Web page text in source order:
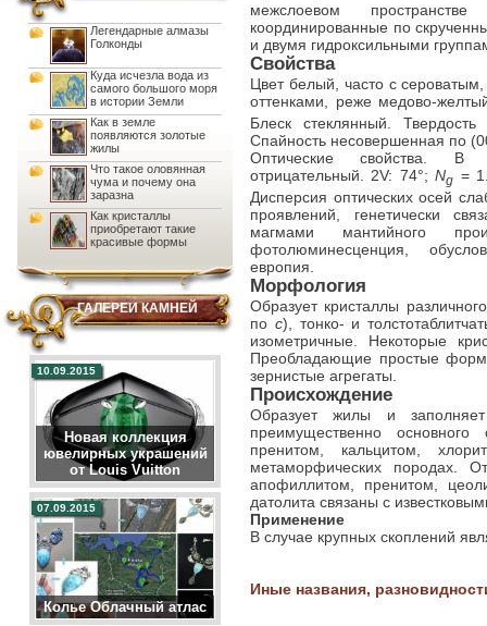
Легендарные алмазы
Голконды
Куда исчезла вода из
самого большого моря
в истории Земли
Как в земле
появляются золотые
жилы
Что такое оловянная
чума и почему она
заразна
Как кристаллы
приобретают такие
красивые формы
ГАЛЕРЕИ КАМНЕЙ
Новая коллекция
ювелирных украшений
от Louis Vuitton
10.09.2015
Колье Облачный атлас
07.09.2015
межслоевом
координированные по
и двумя гидроксильными
Свойства
Цветбелый, часто с сероватым,
оттенками, реже медово-
Блеск стеклянный.
Спайность несовершенная по
Оптические свойства. В
отрицательный. 2V: 74°;Ng =
Дисперсия оптических осей
проявлений, генетически
магмами мантийного
фотолюминесценция,
европия.
Морфология
Образует кристаллы
по с), тонко- и
изометричные. Некоторые
Преобладающие простые
зернистые агрегаты.
Происхождение
Образует жилы и
преимущественно
пренитом, кальцитом,
метаморфических породах.
апофиллитом, пренитом,
датолита связаны с
Применение
В случае крупных скоплений
Иные названия,